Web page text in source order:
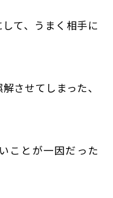
て、うまく相手に
させてしまった、
ことが一因だった